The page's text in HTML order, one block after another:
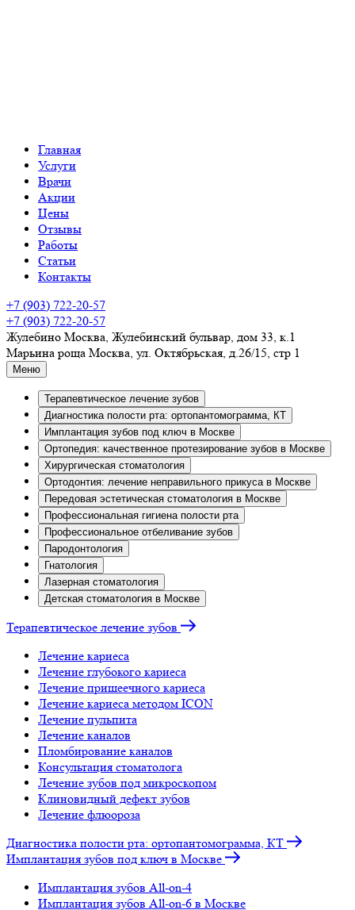
Главная
Услуги
Врачи
Акции
Цены
Отзывы
Работы
Статьи
Контакты
+7 (903) 722-20-57
+7 (903) 722-20-57
Жулебино Москва, Жулебинский бульвар, дом 33, к.1
Марьина роща Москва, ул. Октябрьская, д.26/15, стр 1
Меню
Терапевтическое лечение зубов
Диагностика полости рта: ортопантомограмма, КТ
Имплантация зубов под ключ в Москве
Ортопедия: качественное протезирование зубов в Москве
Хирургическая стоматология
Ортодонтия: лечение неправильного прикуса в Москве
Передовая эстетическая стоматология в Москве
Профессиональная гигиена полости рта
Профессиональное отбеливание зубов
Пародонтология
Гнатология
Лазерная стоматология
Детская стоматология в Москве
Терапевтическое лечение зубов
Лечение кариеса
Лечение глубокого кариеса
Лечение пришеечного кариеса
Лечение кариеса методом ICON
Лечение пульпита
Лечение каналов
Пломбирование каналов
Консультация стоматолога
Лечение зубов под микроскопом
Клиновидный дефект зубов
Лечение флюороза
Диагностика полости рта: ортопантомограмма, КТ
Имплантация зубов под ключ в Москве
Имплантация зубов All-on-4
Имплантация зубов All-on-6 в Москве